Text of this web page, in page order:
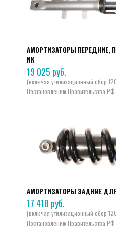
АМОРТИЗАТОРЫ ПЕРЕДНИЕ,
NK
19 025 руб.
АМОРТИЗАТОРЫ ЗАДНИЕ ДЛЯ
17 418 руб.